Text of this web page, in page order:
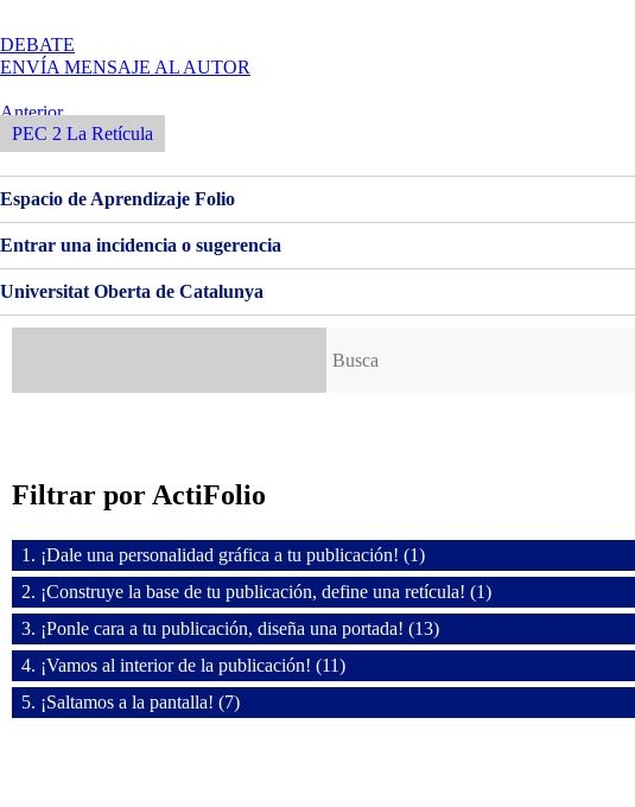
DEBATE
DISEÑANDO
PERFECTA
ENVÍA MENSAJE AL AUTOR
Navegación
de
entradas
Entrada
Anterior
Anterior
PEC 2 La Retícula
Espacio de Aprendizaje Folio
Entrar una incidencia o sugerencia
Universitat Oberta de Catalunya
Filtrar por ActiFolio
1. ¡Dale una personalidad gráfica a tu publicación! (1)
2. ¡Construye la base de tu publicación, define una retícula! (1)
3. ¡Ponle cara a tu publicación, diseña una portada! (13)
4. ¡Vamos al interior de la publicación! (11)
5. ¡Saltamos a la pantalla! (7)